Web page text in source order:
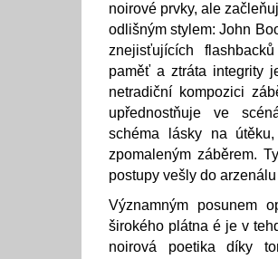
noirové prvky, ale
odlišným stylem: John
znejisťujících
paměť a ztráta integrity
netradiční kompozici
upřednostňuje ve
schéma lásky na
zpomaleným záběrem.
postupy vešly do
Významným posunem
širokého plátna é je v
noirová poetika díky